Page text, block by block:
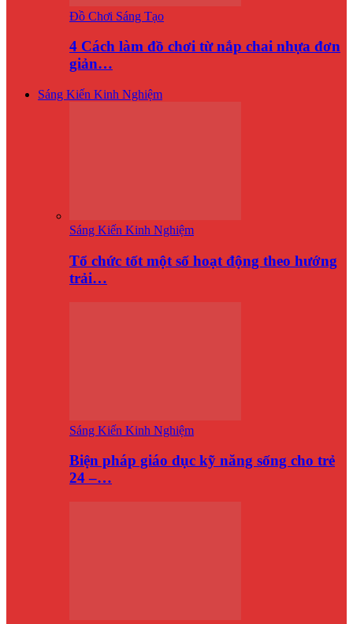
Đồ Chơi Sáng Tạo
4 Cách làm đồ chơi từ nắp chai nhựa đơn
giản…
Sáng Kiến Kinh Nghiệm
Sáng Kiến Kinh Nghiệm
Tổ chức tốt một số hoạt động theo hướng
trải…
Sáng Kiến Kinh Nghiệm
Biện pháp giáo dục kỹ năng sống cho trẻ
24 –…